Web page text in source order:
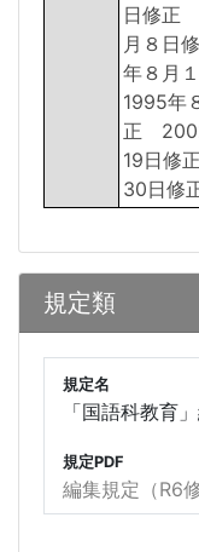
日修正
月８日
年８月
1995年
正
19日修正
30日修
規定類
規定名
「国語科教育
規定PDF
編集規定（R6